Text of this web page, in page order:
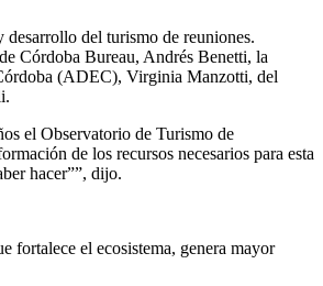
del turismo de reuniones.
Córdoba Bureau, Andrés Benetti, la
(ADEC), Virginia Manzotti, del
el Observatorio de Turismo de
de los recursos necesarios para esta
hacer””, dijo.
fortalece el ecosistema, genera mayor